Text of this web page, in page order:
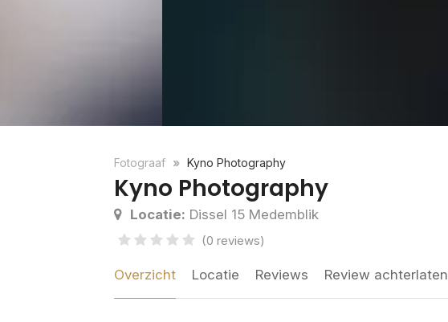
Fotograaf Kyno Photography
Kyno Photography
Locatie: Dissel 15 Medemblik
(0 reviews)
Overzicht Locatie Reviews Review achterlaten